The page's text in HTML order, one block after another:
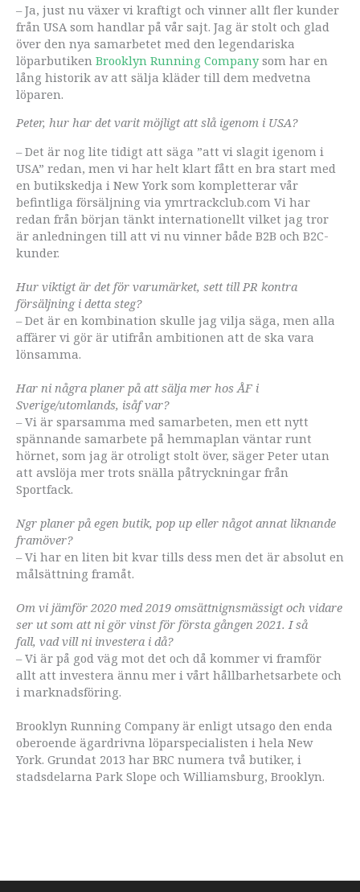
– Ja, just nu växer vi kraftigt och vinner allt fler kunder
från USA som handlar på vår sajt. Jag är stolt och glad
över den nya samarbetet med den legendariska
löparbutiken Brooklyn Running Companysom har en
lång historik av att sälja kläder till dem medvetna
löparen.
Peter, hur har det varit möjligt att slå igenom i USA?
–Det är nog lite tidigt att säga ”att vi slagit igenom i
USA” redan, men vi har helt klart fått en bra start med
en butikskedja i New York som kompletterar vår
befintliga försäljning via ymrtrackclub.com Vi har
redan från början tänkt internationellt vilket jag tror
är anledningen till att vi nu vinner både B2B och B2C-
kunder.
Hur viktigt är det för varumärket, sett till PR kontra
försäljning i detta steg?
– Det är en kombination skulle jag vilja säga, men alla
affärer vi gör är utifrån ambitionen att de ska vara
lönsamma.
Har ni några planer på att sälja mer hos ÅF i
Sverige/utomlands, isåf var?
– Vi är sparsamma med samarbeten, men ett nytt
spännande samarbete på hemmaplan väntar runt
hörnet, som jag är otroligt stolt över, säger Peter utan
att avslöja mer trots snälla påtryckningar från
Sportfack.
Ngr planer på egen butik, pop up eller något annat liknande
framöver?
– Vi har en liten bit kvar tills dess men det är absolut en
målsättning framåt.
Om vi jämför 2020 med 2019 omsättnignsmässigt och vidare
ser ut som att ni gör vinst för första gången 2021. I så
fall, vad vill ni investera i då?
– Vi är på god väg mot det och då kommer vi framför
allt att investera ännu mer i vårt hållbarhetsarbete och
i marknadsföring.
Brooklyn Running Company är enligt utsago den enda
oberoende ägardrivna löparspecialisten i hela New
York. Grundat 2013 har BRC numera två butiker, i
stadsdelarna Park Slope och Williamsburg, Brooklyn.